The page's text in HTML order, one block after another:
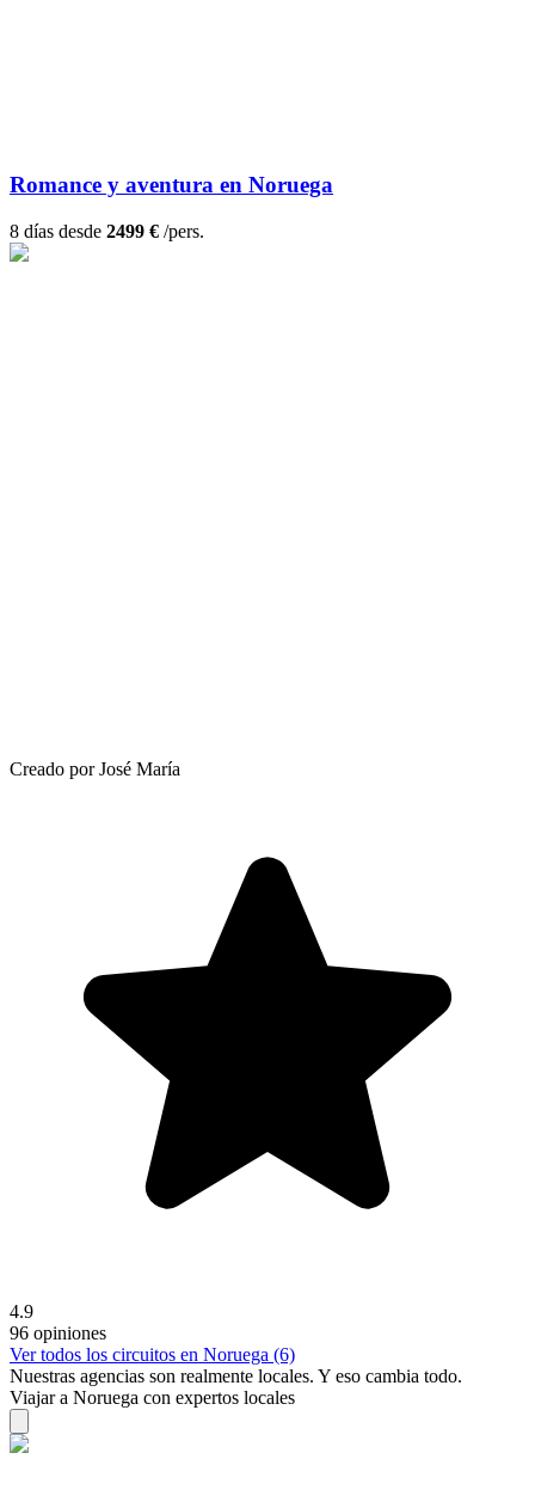
Romance y aventura en Noruega
8 días desde 2499 € /pers.
Creado por José María
4.9
96 opiniones
Ver todos los circuitos en Noruega (6)
Nuestras agencias son realmente locales. Y eso cambia todo.
Viajar a Noruega con expertos locales